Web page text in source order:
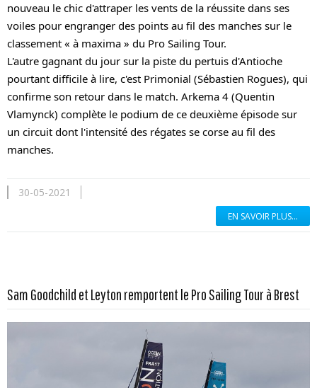
nouveau le chic d'attraper les vents de la réussite dans ses
voiles pour engranger des points au fil des manches sur le
classement « à maxima » du Pro Sailing Tour.
L'autre gagnant du jour sur la piste du pertuis d'Antioche
pourtant difficile à lire, c'est Primonial (Sébastien Rogues), qui
confirme son retour dans le match. Arkema 4 (Quentin
Vlamynck) complète le podium de ce deuxième épisode sur
un circuit dont l'intensité des régates se corse au fil des
manches.
30-05-2021
EN SAVOIR PLUS...
Sam Goodchild et Leyton remportent le Pro Sailing Tour à Brest